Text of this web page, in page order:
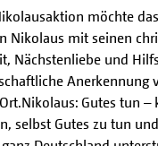
möchte
Nikolaus mit seinen
Nächstenliebe und
Anerkennung
Gutes tun –
selbst Gutes zu tun